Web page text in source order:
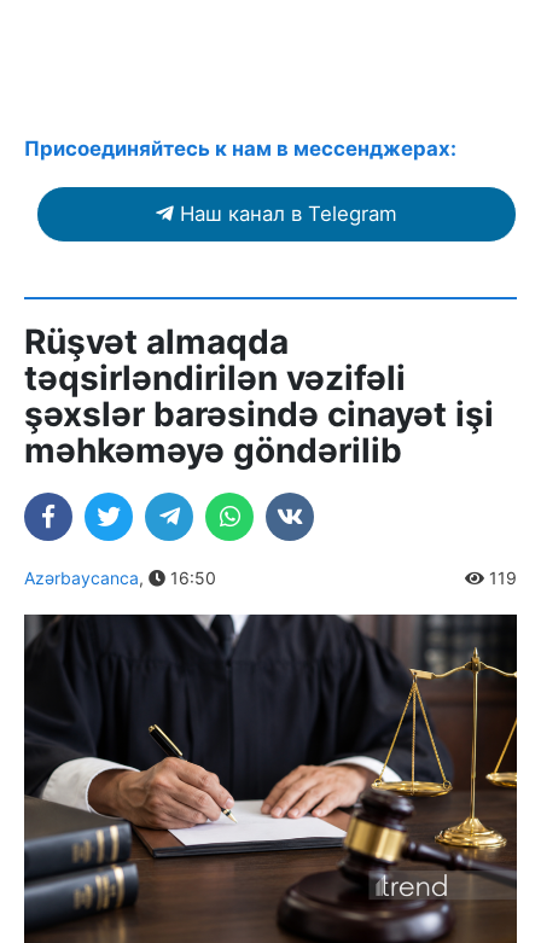
Присоединяйтесь к нам в мессенджерах:
Наш канал в Telegram
Rüşvət almaqda
təqsirləndirilən vəzifəli
şəxslər barəsində cinayət işi
məhkəməyə göndərilib
Azərbaycanca, 16:50 119